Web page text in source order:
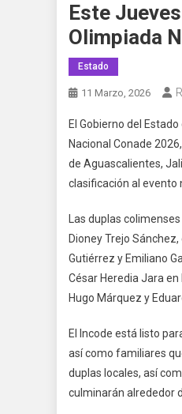
Este
Olimpiada
Estado
11 Marzo, 2026
El Gobierno del
Nacional Conade
de Aguascalientes,
clasificación al evento
Las duplas
Dioney Trejo
Gutiérrez y Emiliano
César Heredia Jara
Hugo Márquez y
El Incode está listo
así como familiares
duplas locales, así
culminarán alrededor